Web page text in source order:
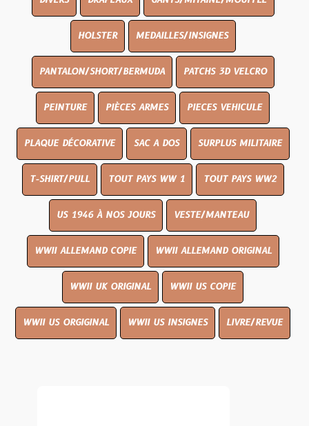
HOLSTER MEDAILLES/INSIGNES
PANTALON/SHORT/BERMUDA PATCHS 3D VELCRO
PEINTURE PIÈCES ARMES PIECES VEHICULE
PLAQUE DÉCORATIVE SAC A DOS SURPLUS MILITAIRE
T-SHIRT/PULL TOUT PAYS WW 1 TOUT PAYS WW2
US 1946 À NOS JOURS VESTE/MANTEAU
WWII ALLEMAND COPIE WWII ALLEMAND ORIGINAL
WWII UK ORIGINAL WWII US COPIE
WWII US ORGIGINAL WWII US INSIGNES LIVRE/REVUE